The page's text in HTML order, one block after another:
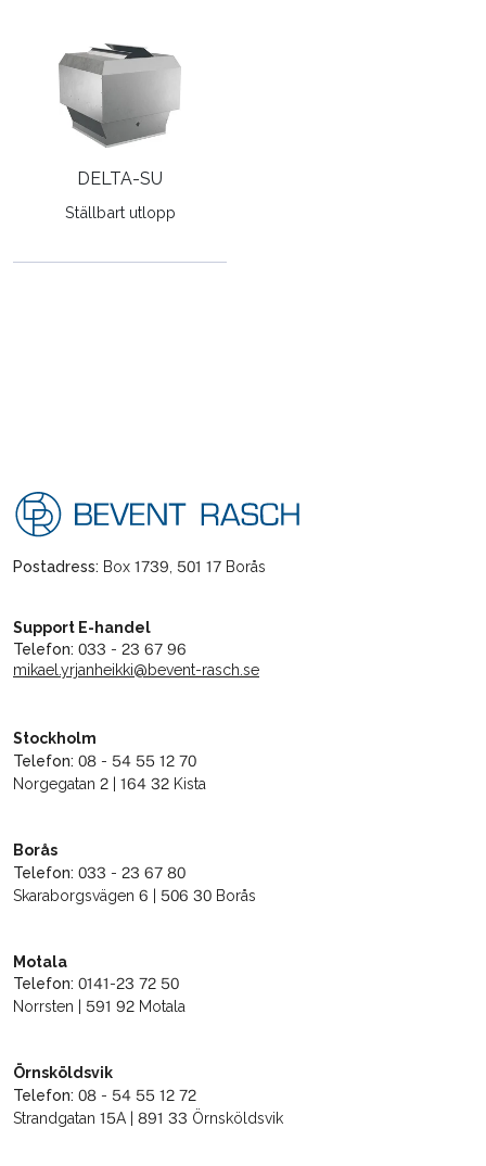
DELTA-SU
Ställbart utlopp
Postadress: Box 1739, 501 17 Borås
Support E-handel
Telefon: 033 - 23 67 96
mikael.yrjanheikki@bevent-rasch.se
Stockholm
Telefon: 08 - 54 55 12 70
Norgegatan 2 | 164 32 Kista
Borås
Telefon: 033 - 23 67 80
Skaraborgsvägen 6 | 506 30 Borås
Motala
Telefon: 0141-23 72 50
Norrsten | 591 92 Motala
Örnsköldsvik
Telefon: 08 - 54 55 12 72
Strandgatan 15A | 891 33 Örnsköldsvik